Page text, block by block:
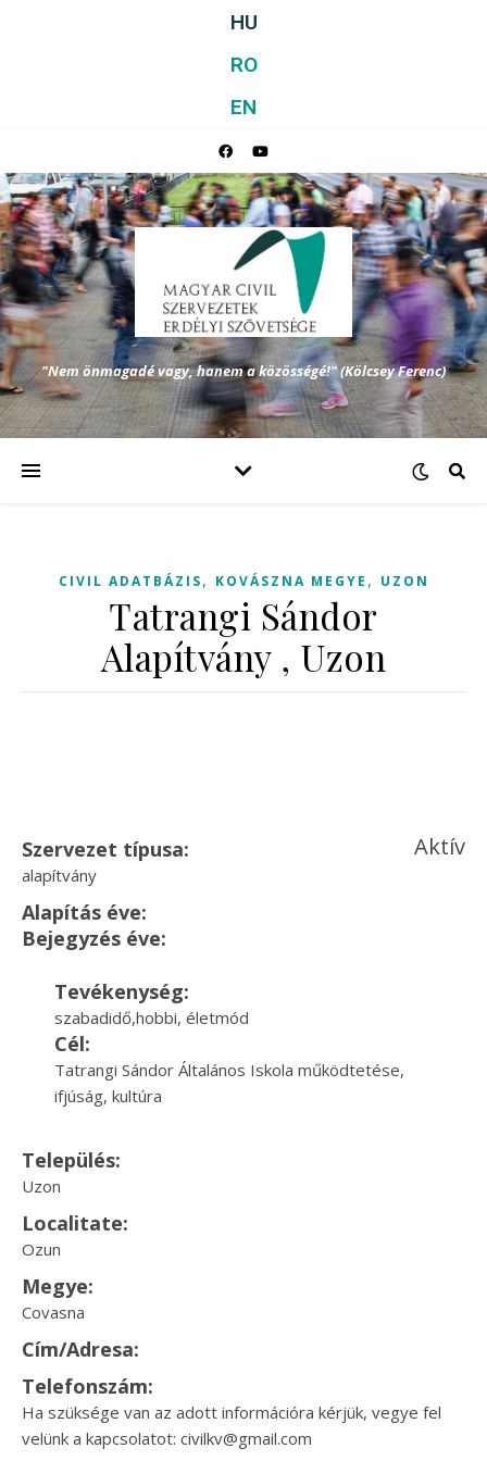
HU
RO
EN
"Nem önmagadé vagy, hanem a közösségé!" (Kölcsey Ferenc)
CIVIL ADATBÁZIS, KOVÁSZNA MEGYE , UZON
Tatrangi Sándor
Alapítvány , Uzon
Szervezet típusa:
alapítvány
Aktív
Alapítás éve:
Bejegyzés éve:
Tevékenység:
szabadidő,hobbi, életmód
Cél:
Tatrangi Sándor Általános Iskola működtetése,
ifjúság, kultúra
Település:
Uzon
Localitate:
Ozun
Megye:
Covasna
Cím/Adresa:
Telefonszám:
Ha szüksége van az adott információra kérjük, vegye fel
velünk a kapcsolatot: civilkv@gmail.com